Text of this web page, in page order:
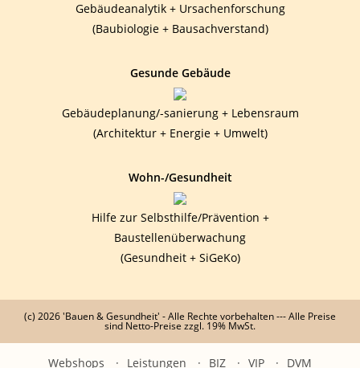
Gebäudeanalytik + Ursachenforschung
(Baubiologie + Bausachverstand)
Gesunde Gebäude
Gebäudeplanung/-sanierung + Lebensraum
(Architektur + Energie + Umwelt)
Wohn-/Gesundheit
Hilfe zur Selbsthilfe/Prävention +
Baustellenüberwachung
(Gesundheit + SiGeKo)
(c) 2026 'Bauen & Gesundheit' - Alle Rechte vorbehalten --- Alle Preise
sind Netto-Preise zzgl. 19% MwSt.
Webshops Leistungen BIZ VIP DVM